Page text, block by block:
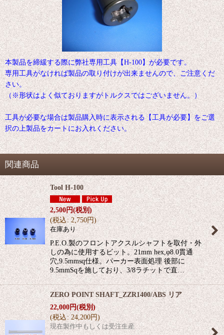
本製品を締緩する際に弊社専用工具【H-100】が必要です。
専用工具がなければ製品の取り付けが出来ませんので、ご注意くだ
さい。
（※形状はよく似ておりますがトルクスではございません。）
工具が必要な場合は製品購入時に表示される【工具が必要】をご選
択の上製品をカートにお入れください。
関連商品
Tool H-100
2,500円(税別)
(税込: 2,750円)
在庫あり
P.E.O.製のフロントアクスルシャフトを取付・外
しの為に使用するビット。21mm hex,φ8.0貫通
穴,9.5mmsq仕様。パーカー表面処理 後部に
9.5mmSqを施しており、3/8ラチットで直…
ZERO POINT SHAFT_ZZR1400/ABS リア
22,000円(税別)
(税込: 24,200円)
現在製作中もしくは受注生産